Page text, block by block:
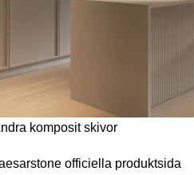
komposit skivor
officiella produktsida